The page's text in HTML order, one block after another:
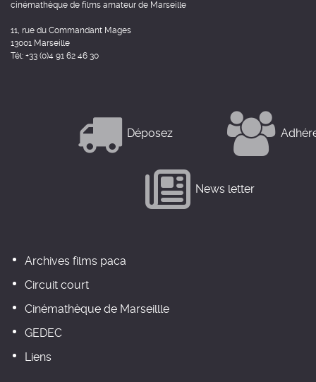
cinémathèque de films amateur de Marseille
11, rue du Commandant Mages
13001 Marseille
Tél: +33 (0)4 91 62 46 30
Déposez
News letter
Archives films paca
Circuit court
Cinémathèque de Marseillle
GEDEC
Liens